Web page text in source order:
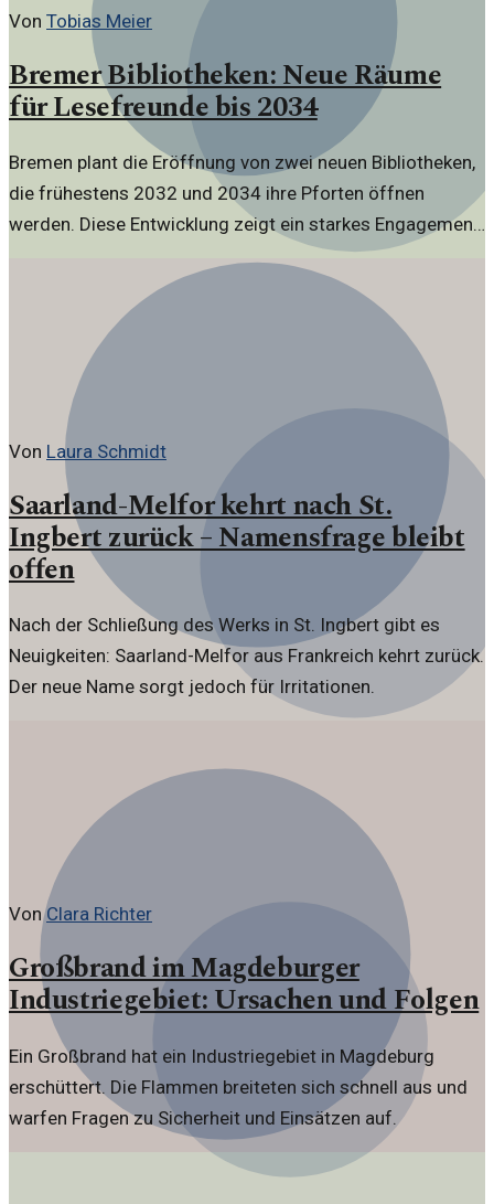
Von Tobias Meier
Bremer Bibliotheken: Neue Räume
für Lesefreunde bis 2034
Bremen plant die Eröffnung von zwei neuen Bibliotheken,
die frühestens 2032 und 2034 ihre Pforten öffnen
werden. Diese Entwicklung zeigt ein starkes Engagement
Von Laura Schmidt
Saarland-Melfor kehrt nach St.
Ingbert zurück – Namensfrage bleibt
offen
Nach der Schließung des Werks in St. Ingbert gibt es
Neuigkeiten: Saarland-Melfor aus Frankreich kehrt zurück.
Der neue Name sorgt jedoch für Irritationen.
Von Clara Richter
Großbrand im Magdeburger
Industriegebiet: Ursachen und Folgen
Ein Großbrand hat ein Industriegebiet in Magdeburg
erschüttert. Die Flammen breiteten sich schnell aus und
warfen Fragen zu Sicherheit und Einsätzen auf.